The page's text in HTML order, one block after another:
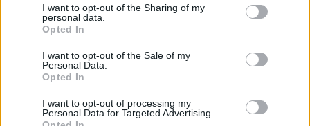
I want to opt-out of the Sharing of my
personal data.
Opted In
I want to opt-out of the Sale of my
Personal Data.
Opted In
I want to opt-out of processing my
Personal Data for Targeted Advertising.
ληφθεί. Το διαφυγόν κέρδος είναι η αποθετική
ζημία της περιουσίας του ζημιωθέντος, η οποία
εισέρχεται, με την παρακώλυση απόκτησης ενός
αγαθού, το οποίο με πιθανότητα αναμενόταν
ζημιωθέντος.